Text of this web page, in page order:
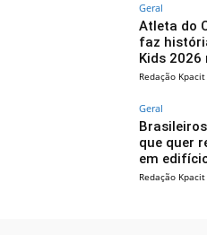
Geral
Atleta do
faz
Kids
Redação Kpacit
Geral
que quer
em
Redação Kpacit